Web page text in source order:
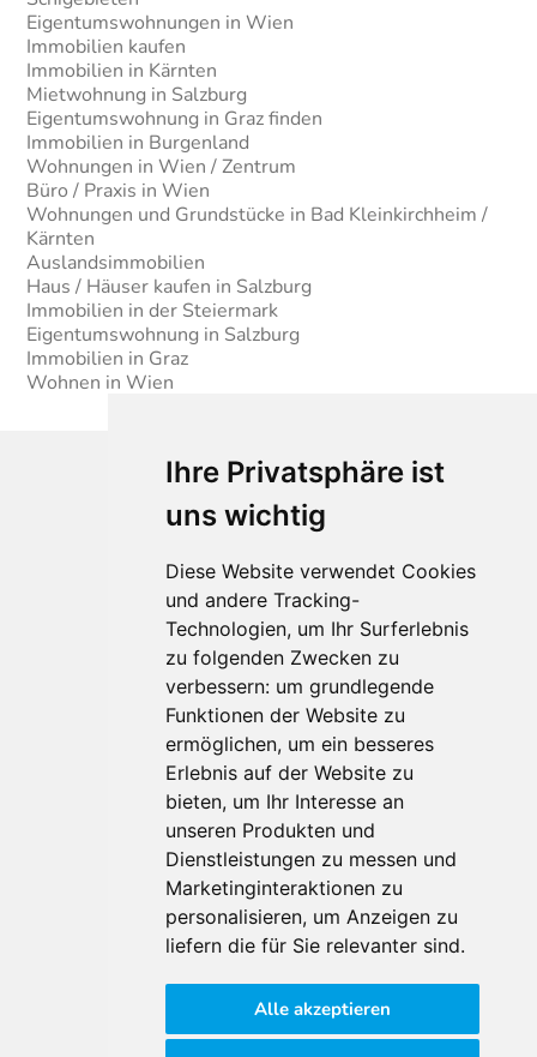
Ihre Privatsphäre ist
uns wichtig
Diese Website verwendet Cookies
und andere Tracking-
Technologien, um Ihr Surferlebnis
zu folgenden Zwecken zu
verbessern: um grundlegende
Funktionen der Website zu
ermöglichen, um ein besseres
Erlebnis auf der Website zu
bieten, um Ihr Interesse an
unseren Produkten und
Dienstleistungen zu messen und
Marketinginteraktionen zu
personalisieren, um Anzeigen zu
liefern die für Sie relevanter sind.
Alle akzeptieren
Eigentumswohnungen in Wien
Immobilien kaufen
Immobilien in Kärnten
Mietwohnung in Salzburg
Eigentumswohnung in Graz finden
Immobilien in Burgenland
Wohnungen in Wien / Zentrum
Büro / Praxis in Wien
Wohnungen und Grundstücke in Bad Kleinkirchheim /
Kärnten
Auslandsimmobilien
Haus / Häuser kaufen in Salzburg
Immobilien in der Steiermark
Eigentumswohnung in Salzburg
Immobilien in Graz
Wohnen in Wien
Für Makler:innen
Über Uns
Vorteile
Kontakt
Software Partner
Teilnahme
FAQ
Für Makler:innen
Impressum
AGB
Datenschutzklärung